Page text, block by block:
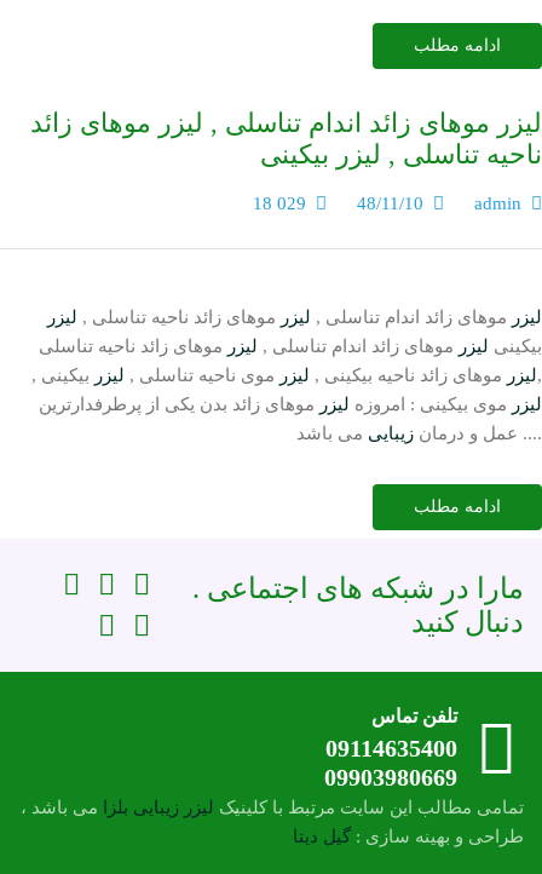
ادامه مطلب
لیزر موهای زائد اندام تناسلی , لیزر موهای زائد
ناحیه تناسلی , لیزر بیکینی
admin
48/11/10
18 029
لیزر موهای زائد اندام تناسلی , لیزر موهای زائد ناحیه تناسلی , لیزر
بیکینی لیزر موهای زائد اندام تناسلی , لیزر موهای زائد ناحیه تناسلی
,لیزر موهای زائد ناحیه بیکینی , لیزر موی ناحیه تناسلی , لیزر بیکینی ,
لیزر موی بیکینی : امروزه لیزر موهای زائد بدن یکی از پرطرفدارترین
عمل و درمان زیبایی می باشد ....
ادامه مطلب
. مارا در شبکه های اجتماعی
دنبال کنید
تمامی مطالب این سایت مرتبط با کلینیک لیزر زیبایی بلزا
می باشد ،
طراحی و بهینه سازی : گیل دیتا
تلفن تماس
09114635400
09903980669